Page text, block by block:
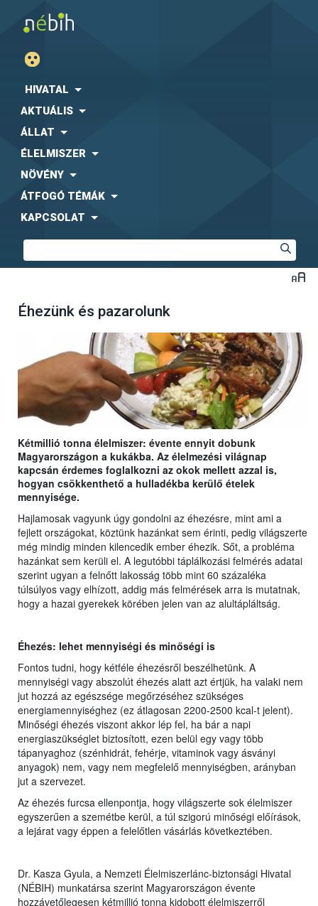
HIVATAL
AKTUÁLIS
ÁLLAT
ÉLELMISZER
NÖVÉNY
ÁTFOGÓ TÉMÁK
KAPCSOLAT
Éhezünk és pazarolunk
Kétmillió tonna élelmiszer: évente ennyit dobunk
Magyarországon a kukákba. Az élelmezési világnap
kapcsán érdemes foglalkozni az okok mellett azzal is,
hogyan csökkenthető a hulladékba kerülő ételek
mennyisége.
Hajlamosak vagyunk úgy gondolni az éhezésre, mint ami a
fejlett országokat, köztünk hazánkat sem érinti, pedig világszerte
még mindig minden kilencedik ember éhezik. Sőt, a probléma
hazánkat sem kerüli el. A legutóbbi táplálkozási felmérés adatai
szerint ugyan a felnőtt lakosság több mint 60 százaléka
túlsúlyos vagy elhízott, addig más felmérések arra is mutatnak,
hogy a hazai gyerekek körében jelen van az alultápláltság.
Éhezés: lehet mennyiségi és minőségi is
Fontos tudni, hogy kétféle éhezésről beszélhetünk. A
mennyiségi vagy abszolút éhezés alatt azt értjük, ha valaki nem
jut hozzá az egészsége megőrzéséhez szükséges
energiamennyiséghez (ez átlagosan 2200-2500 kcal-t jelent).
Minőségi éhezés viszont akkor lép fel, ha bár a napi
energiaszükséglet biztosított, ezen belül egy vagy több
tápanyaghoz (szénhidrát, fehérje, vitaminok vagy ásványi
anyagok) nem, vagy nem megfelelő mennyiségben, arányban
jut a szervezet.
Az éhezés furcsa ellenpontja, hogy világszerte sok élelmiszer
egyszerűen a szemétbe kerül, a túl szigorú minőségi előírások,
a lejárat vagy éppen a felelőtlen vásárlás következtében.
Dr. Kasza Gyula, a Nemzeti Élelmiszerlánc-biztonsági Hivatal
(NÉBIH) munkatársa szerint Magyarországon évente
hozzávetőlegesen kétmillió tonna kidobott élelmiszerről